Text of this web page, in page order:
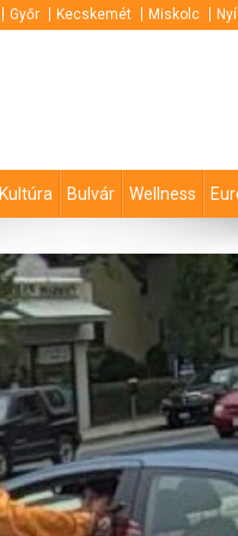
Győr Kecskemét Miskolc
Kultúra Bulvár Wellness